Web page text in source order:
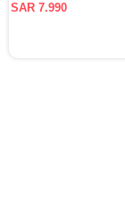
SAR 7.990